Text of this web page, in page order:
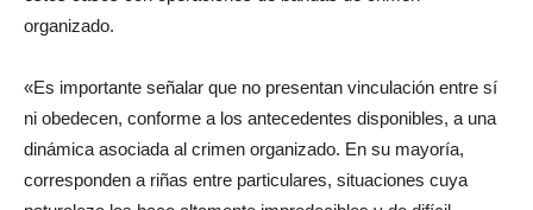
organizado.
«Es importante señalar que no presentan vinculación entre sí
ni obedecen, conforme a los antecedentes disponibles, a una
dinámica asociada al crimen organizado. En su mayoría,
corresponden a riñas entre particulares, situaciones cuya